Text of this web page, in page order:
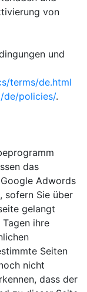
von
und
terms/de.html
de/policies/.
das
Adwords
sofern Sie über
gelangt
ihre
Seiten
nicht
dass der